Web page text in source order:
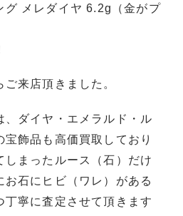
メレダイヤ 6.2g（金がプ
来店頂きました。
、ダイヤ・エメラルド・ル
宝飾品も高価買取しており
しまったルース（石）だけ
石にヒビ（ワレ）がある
丁寧に査定させて頂きます